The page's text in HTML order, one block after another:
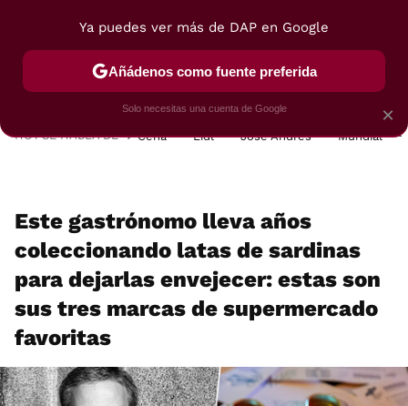
POSTRES VIAJES SELECCIÓN VEGUI
HOY SE HABLA DE Cena Lidl José Andrés Mundial
Este gastrónomo lleva años
coleccionando latas de sardinas
para dejarlas envejecer: estas son
sus tres marcas de supermercado
favoritas
×
Ya puedes ver más de DAP en Google
Añádenos como fuente preferida
Solo necesitas una cuenta de Google